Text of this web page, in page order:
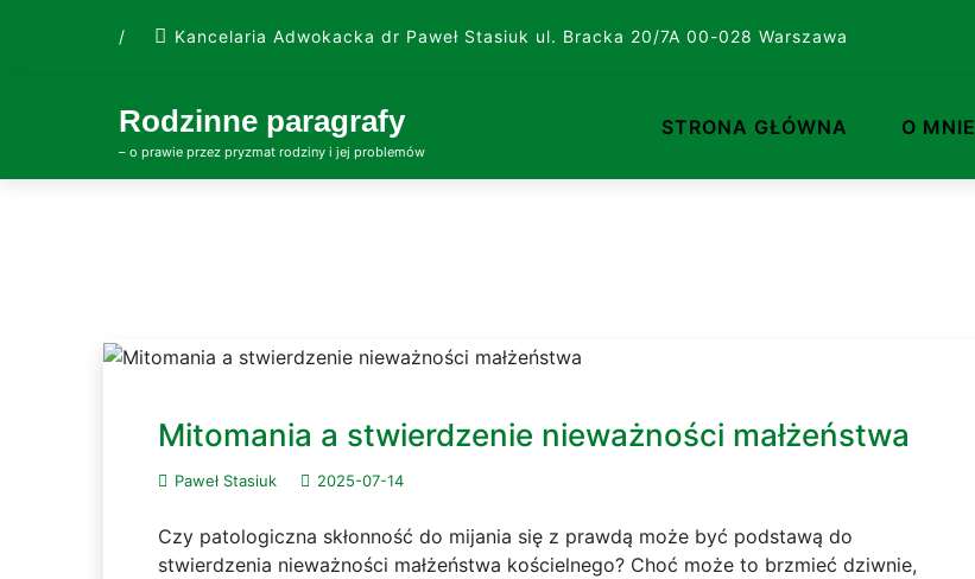
/ Kancelaria Adwokacka dr Paweł Stasiuk ul. Bracka 20/7A 00-028 Warszawa
Rodzinne paragrafy
– o prawie przez pryzmat rodziny i jej problemów
STRONA GŁÓWNA O MNIE
Mitomania a stwierdzenie nieważności małżeństwa
Paweł Stasiuk 2025-07-14
Czy patologiczna skłonność do mijania się z prawdą może być podstawą do
stwierdzenia nieważności małżeństwa kościelnego? Choć może to brzmieć dziwnie,